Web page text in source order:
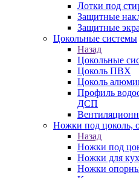
Лотки под
Защитные
Защитные
Цокольные системы
Назад
Цокольные
Цоколь ПВХ
Цоколь
Профиль
ДСП
Ножки под цоколь,
Назад
Ножки под
Ножки для
Ножки